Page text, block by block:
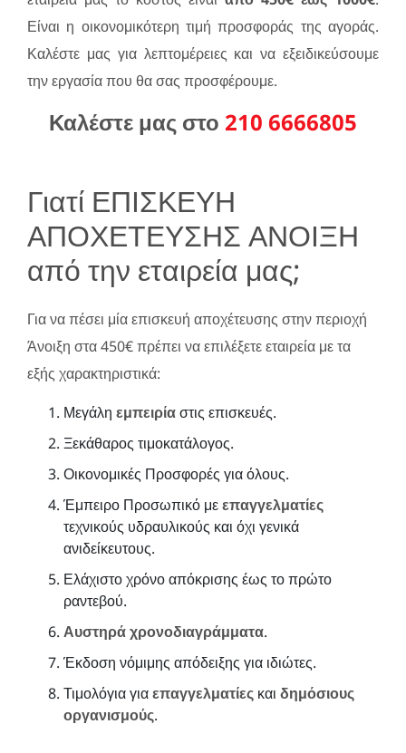
Είναι η οικονομικότερη τιμή προσφοράς της αγοράς.
Καλέστε μας για λεπτομέρειες και να εξειδικεύσουμε
την εργασία που θα σας προσφέρουμε.
Καλέστε μας στο 210 6666805
Γιατί ΕΠΙΣΚΕΥΗ
ΑΠΟΧΕΤΕΥΣΗΣ ΑΝΟΙΞΗ
από την εταιρεία μας;
Για να πέσει μία επισκευή αποχέτευσης στην περιοχή
Άνοιξη στα 450€ πρέπει να επιλέξετε εταιρεία με τα
εξής χαρακτηριστικά:
Μεγάλη εμπειρίαστις επισκευές.
Ξεκάθαρος τιμοκατάλογος.
Οικονομικές Προσφορές για όλους.
Έμπειρο Προσωπικό μεεπαγγελματίες
τεχνικούς υδραυλικούς και όχι γενικά
ανιδείκευτους.
Ελάχιστο χρόνο απόκρισης έως το πρώτο
ραντεβού.
Αυστηρά χρονοδιαγράμματα.
Έκδοση νόμιμης απόδειξης για ιδιώτες.
Τιμολόγια γιαεπαγγελματίες και δημόσιους
οργανισμούς.